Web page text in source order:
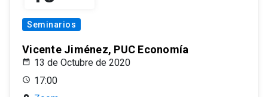
Seminarios
Vicente Jiménez, PUC Economía
13 de Octubre de 2020
17:00